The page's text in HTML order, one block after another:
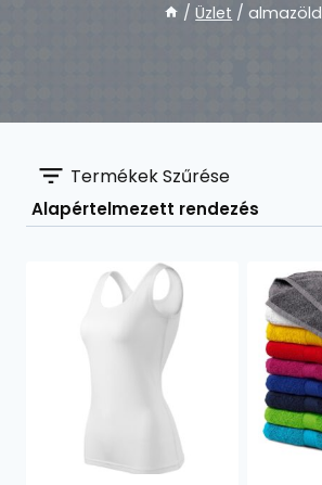
/ Üzlet / almazöld
Termékek Szűrése